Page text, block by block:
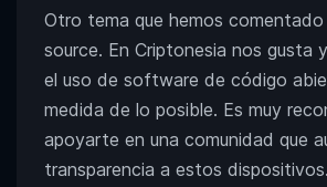
Otro tema que hemos comentado
source. En Criptonesia nos gusta
el uso de software de código
medida de lo posible. Es muy
apoyarte en una comunidad que
transparencia a estos